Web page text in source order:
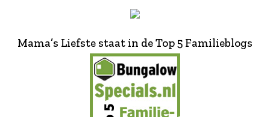
Mama’s Liefste staat in de Top 5 Familieblogs